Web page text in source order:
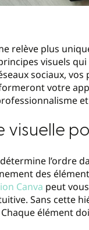
relève plus
visuels
sociaux,
votre
visuelle
l’ordre
des
Canva peut
Sans cette
élément